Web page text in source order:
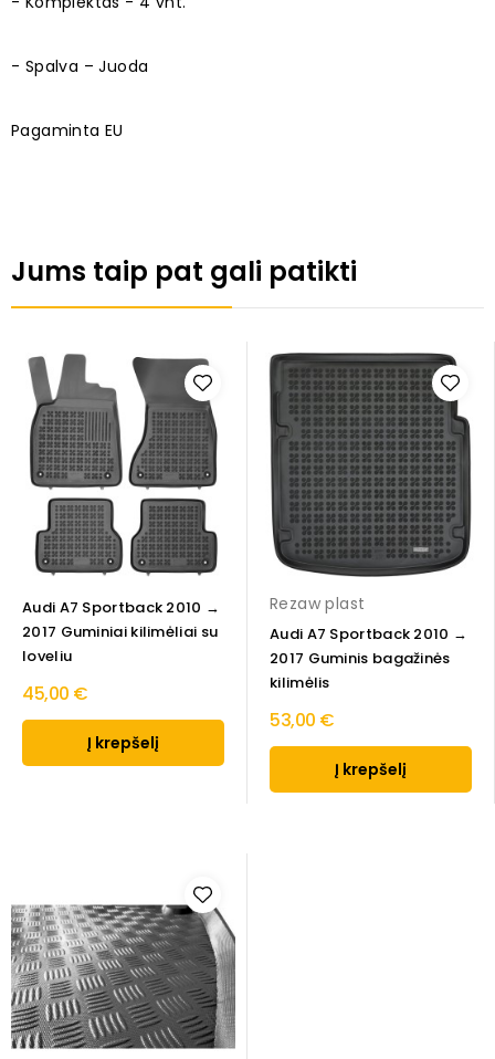
- Spalva – Juoda
Pagaminta EU
Jums taip pat gali patikti
Audi A7 Sportback 2010 →
2017 Guminiai kilimėliai su
loveliu
45,00 €
Į krepšelį
Rezaw plast
Audi A7 Sportback 2010 →
2017 Guminis bagažinės
kilimėlis
53,00 €
Į krepšelį